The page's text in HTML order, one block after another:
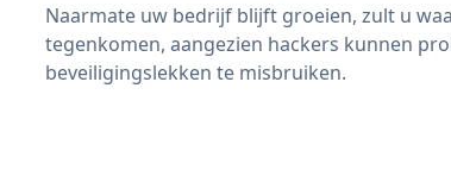
Naarmate uw bedrijf blijft groeien, zult u
tegenkomen, aangezien hackers kunnen
beveiligingslekken te misbruiken.